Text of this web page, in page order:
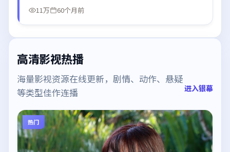
11万
60个月前
高清影视热播
海量影视资源在线更新，剧情、动作、悬疑
等类型佳作连播
进入银幕
热门